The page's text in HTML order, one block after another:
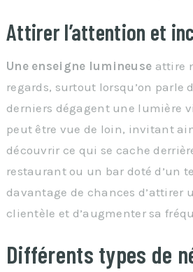
Attirer l’attention et
Une enseigne lumineuse attire
regards, surtout lorsqu’on parle
derniers dégagent une lumière
peut être vue de loin, invitant
découvrir ce qui se cache
restaurant ou un bar doté d’un
davantage de chances d’attirer
clientèle et d’augmenter sa
Différents types de